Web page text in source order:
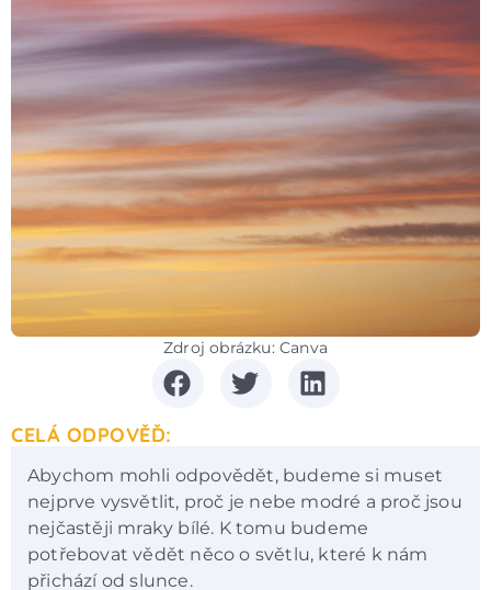
Zdroj obrázku: Canva
CELÁ ODPOVĚĎ:
Abychom mohli odpovědět, budeme si muset
nejprve vysvětlit, proč je nebe modré a proč jsou
nejčastěji mraky bílé. K tomu budeme
potřebovat vědět něco o světlu, které k nám
přichází od slunce.